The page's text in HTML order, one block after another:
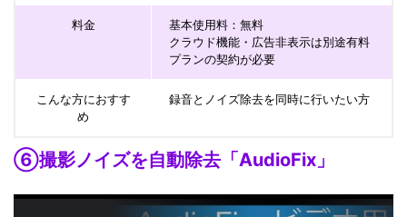
料金
基本使用料：無料
クラウド機能・広告非表示は別途有料
プランの契約が必要
こんな方におすす
め
録音とノイズ除去を同時に行いたい方
⑥撮影ノイズを自動除去「AudioFix」